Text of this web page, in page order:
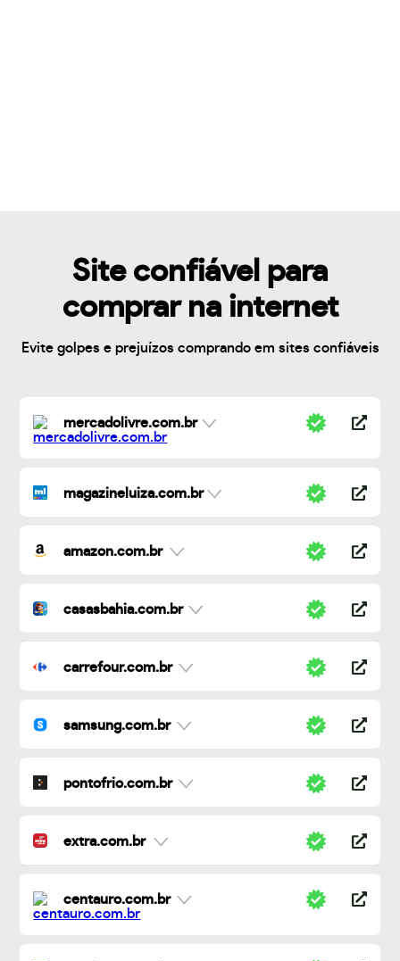
Site confiável para
comprar na internet
Evite golpes e prejuízos comprando em sites confiáveis
mercadolivre.com.br
magazineluiza.com.br
amazon.com.br
casasbahia.com.br
carrefour.com.br
samsung.com.br
pontofrio.com.br
extra.com.br
centauro.com.br